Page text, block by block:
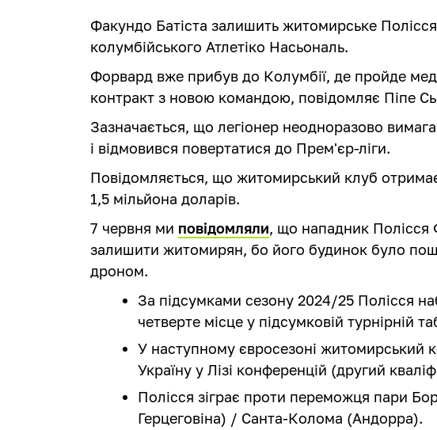
Факундо Батіста залишить житомирське
колумбійського Атлетіко Насьональ.
Форвард вже прибув до Колумбії, де пройде
контракт з новою командою, повідомляє Піпе
Зазначається, що легіонер неодноразово
і відмовився повертатися до Прем'єр-ліги.
Повідомляється, що житомирський клуб
1,5 мільйона доларів.
7 червня ми повідомляли, що нападник Полісся
залишити житомирян, бо його будинок було
дроном.
За підсумками сезону 2024/25 Полісся
четверте місце у підсумковій турнірній
У наступному євросезоні житомирський
Україну у Лізі конференцій (другий
Полісся зіграє проти переможця пари
Герцеговіна) / Санта-Колома (Андорра).